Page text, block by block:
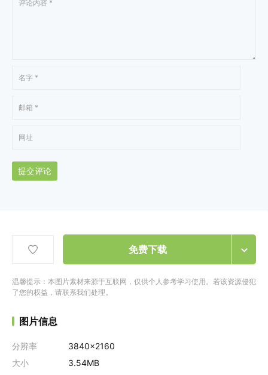
提交评论
免费下载
温馨提示：本图片素材来源于互联网，仅供个人参考学习使用。若该资源侵犯
了您的权益，请联系我们处理。
图片信息
分辨率
3840x2160
大小
3.54MB